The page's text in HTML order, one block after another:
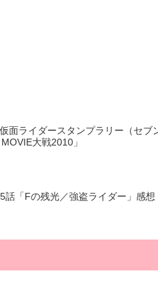
面ライダースタンプラリー（セブ
大戦2010」
話「Fの残光／強盗ライダー」感想